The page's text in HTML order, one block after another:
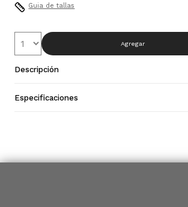
Guia de tallas
Agregar
Descripción
Especificaciones